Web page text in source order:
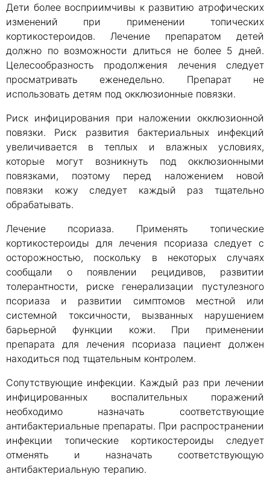
Дети более восприимчивы к развитию атрофических
изменений при применении топических
кортикостероидов. Лечение препаратом детей
должно по возможности длиться не более 5 дней.
Целесообразность продолжения лечения следует
просматривать еженедельно. Препарат не
использовать детям под окклюзионные повязки.
Риск инфицирования при наложении окклюзионной
повязки. Риск развития бактериальных инфекций
увеличивается в теплых и влажных условиях,
которые могут возникнуть под окклюзионными
повязками, поэтому перед наложением новой
повязки кожу следует каждый раз тщательно
обрабатывать.
Лечение псориаза. Применять топические
кортикостероиды для лечения псориаза следует с
осторожностью, поскольку в некоторых случаях
сообщали о появлении рецидивов, развитии
толерантности, риске генерализации пустулезного
псориаза и развитии симптомов местной или
системной токсичности, вызванных нарушением
барьерной функции кожи. При применении
препарата для лечения псориаза пациент должен
находиться под тщательным контролем.
Сопутствующие инфекции. Каждый раз при лечении
инфицированных воспалительных поражений
необходимо назначать соответствующие
антибактериальные препараты. При распространении
инфекции топические кортикостероиды следует
отменять и назначать соответствующую
антибактериальную терапию.